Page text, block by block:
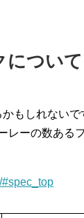
について
もしれない
レーの数ある